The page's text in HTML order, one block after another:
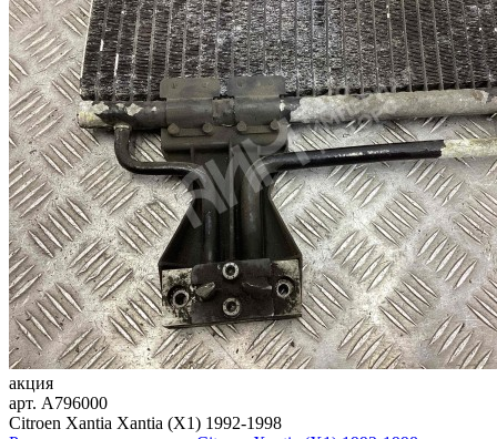
акция
арт. A796000
Citroen Xantia Xantia (X1) 1992-1998